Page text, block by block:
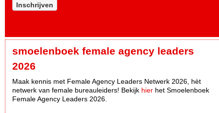
Inschrijven
smoelenboek female agency leaders
2026
Maak kennis met Female Agency Leaders Netwerk 2026, hèt
netwerk van female bureauleiders! Bekijk hier het Smoelenboek
Female Agency Leaders 2026.